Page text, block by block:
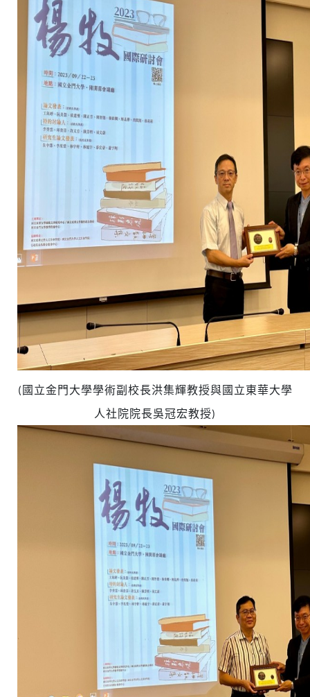
(國立金門大學學術副校長洪集輝教授與國立東華大學
人社院院長吳冠宏教授)